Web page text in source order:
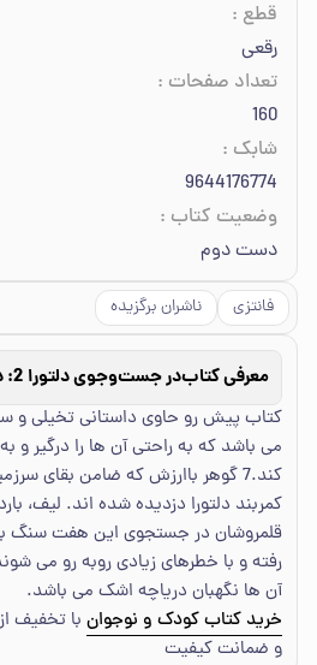
قطع :
رقعی
تعداد صفحات :
160
شابک :
9644176774
وضعیت کتاب :
دست دوم
فانتزی ناشران برگزیده
معرفی کتاب
کتاب پیش رو حاوی داستانی تخیلی و
می باشد که به راحتی آن ها را درگیر و
کند.7 گوهر باارزش که ضامن بقای
کمربند دلتورا دزدیده شده اند. لیف،
قلمروشان در جستجوی این هفت سنگ
رفته و با خطرهای زیادی روبه رو می
آن ها نگهبان دریاچه اشک می باشد.
خرید کتاب کودک و نوجوان با تخفیف
و ضمانت کیفیت